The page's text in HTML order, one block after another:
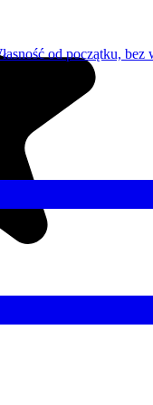
od początku, bez